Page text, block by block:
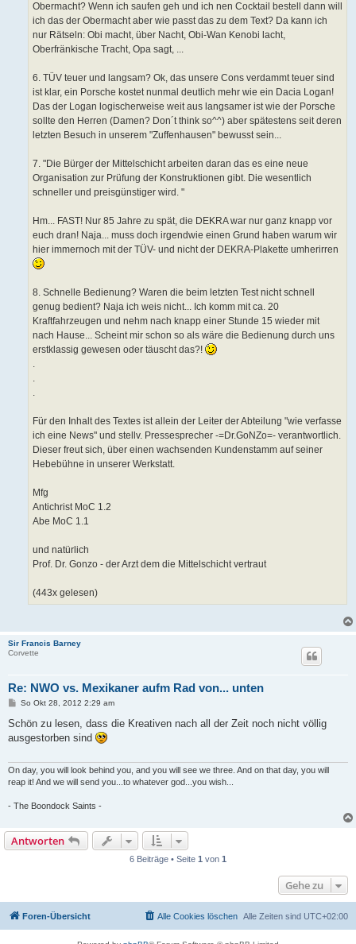
Obermacht? Wenn ich saufen geh und ich nen Cocktail bestell dann will
ich das der Obermacht aber wie passt das zu dem Text? Da kann ich
nur Rätseln: Obi macht, über Nacht, Obi-Wan Kenobi lacht,
Oberfränkische Tracht, Opa sagt, ...
6. TÜV teuer und langsam? Ok, das unsere Cons verdammt teuer sind
ist klar, ein Porsche kostet nunmal deutlich mehr wie ein Dacia Logan!
Das der Logan logischerweise weit aus langsamer ist wie der Porsche
sollte den Herren (Damen? Don´t think so^^) aber spätestens seit deren
letzten Besuch in unserem "Zuffenhausen" bewusst sein...
7. "Die Bürger der Mittelschicht arbeiten daran das es eine neue
Organisation zur Prüfung der Konstruktionen gibt. Die wesentlich
schneller und preisgünstiger wird. "
Hm... FAST! Nur 85 Jahre zu spät, die DEKRA war nur ganz knapp vor
euch dran! Naja... muss doch irgendwie einen Grund haben warum wir
hier immernoch mit der TÜV- und nicht der DEKRA-Plakette umherirren
8. Schnelle Bedienung? Waren die beim letzten Test nicht schnell
genug bedient? Naja ich weis nicht... Ich komm mit ca. 20
Kraftfahrzeugen und nehm nach knapp einer Stunde 15 wieder mit
nach Hause... Scheint mir schon so als wäre die Bedienung durch uns
erstklassig gewesen oder täuscht das?!
.
.
.
Für den Inhalt des Textes ist allein der Leiter der Abteilung "wie verfasse
ich eine News" und stellv. Pressesprecher -=Dr.GoNZo=- verantwortlich.
Dieser freut sich, über einen wachsenden Kundenstamm auf seiner
Hebebühne in unserer Werkstatt.
Mfg
Antichrist MoC 1.2
Abe MoC 1.1
und natürlich
Prof. Dr. Gonzo - der Arzt dem die Mittelschicht vertraut
(443x gelesen)
Sir Francis Barney
Corvette
Re: NWO vs. Mexikaner aufm Rad von... unten
B
i
r
So Okt 28, 2012 2:29 am
Schön zu lesen, dass die Kreativen nach all der Zeit noch nicht völlig
ausgestorben sind
On day, you will look behind you, and you will see we three. And on that day, you will
reap it! And we will send you...to whatever god...you wish...
- The Boondock Saints -
Antworten
6 Beiträge • Seite 1 von 1
Gehe zu
Foren-Übersicht Alle Zeiten sind UTC+02:00
Alle Cookies löschen